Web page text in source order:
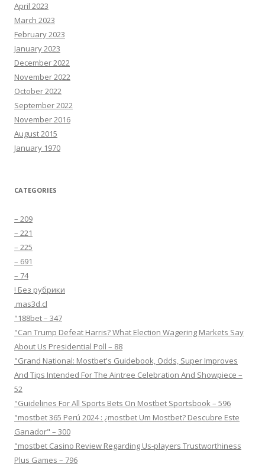
April 2023
March 2023
February 2023
January 2023
December 2022
November 2022
October 2022
September 2022
November 2016
August 2015
January 1970
CATEGORIES
– 209
– 221
– 225
– 691
– 74
! Без рубрики
.mas3d.cl
"188bet – 347
"Can Trump Defeat Harris? What Election Wagering Markets Say
About Us Presidential Poll – 88
"Grand National: Mostbet's Guidebook, Odds, Super Improves
And Tips Intended For The Aintree Celebration And Showpiece –
52
"Guidelines For All Sports Bets On Mostbet Sportsbook – 596
"mostbet 365 Perú 2024 ️: ¿mostbet Um Mostbet? Descubre Este
Ganador" – 300
"mostbet Casino Review Regarding Us-players Trustworthiness
Plus Games – 796